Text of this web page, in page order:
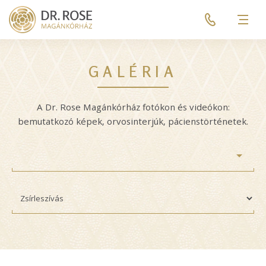
Skip
main
Pre
header
menu
GALÉRIA
A Dr. Rose Magánkórház fotókon és videókon:
bemutatkozó képek, orvosinterjúk, pácienstörténetek.